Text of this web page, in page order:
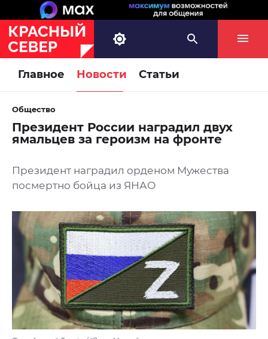
Главное Новости Статьи
Общество
Президент России наградил двух
ямальцев за героизм на фронте
Президент наградил орденом Мужества
посмертно бойца из ЯНАО